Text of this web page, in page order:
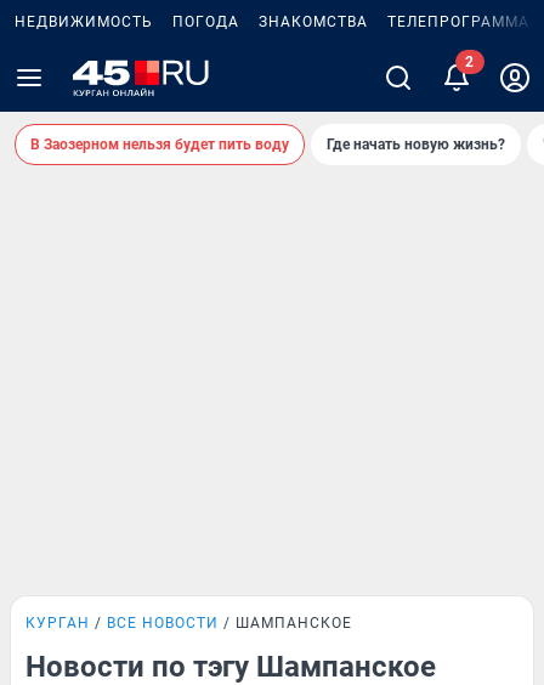
НЕДВИЖИМОСТЬ ПОГОДА ЗНАКОМСТВА ТЕЛЕПРОГРАММА
В Заозерном нельзя будет пить воду Где начать новую жизнь?
КУРГАН ВСЕ НОВОСТИ ШАМПАНСКОЕ
Новости по тэгу Шампанское